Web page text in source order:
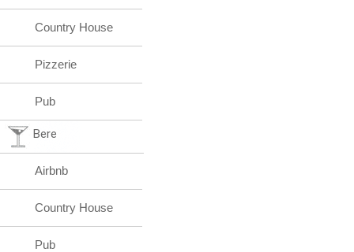
Country House
Pizzerie
Pub
Bere
Airbnb
Country House
Pub